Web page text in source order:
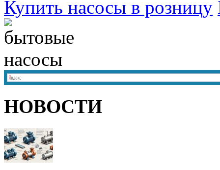
Купить насосы в розницу
НОВОСТИ